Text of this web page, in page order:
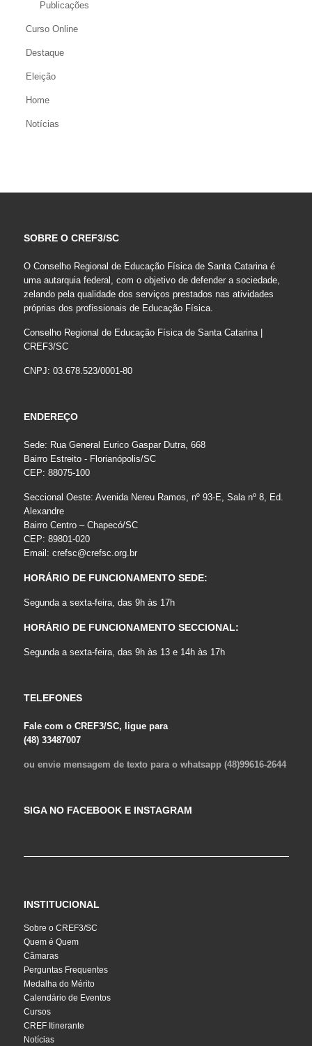
Publicações
Curso Online
Destaque
Eleição
Home
Notícias
SOBRE O CREF3/SC
O Conselho Regional de Educação Física de Santa Catarina é
uma autarquia federal, com o objetivo de defender a sociedade,
zelando pela qualidade dos serviços prestados nas atividades
próprias dos profissionais de Educação Física.
Conselho Regional de Educação Física de Santa Catarina |
CREF3/SC
CNPJ: 03.678.523/0001-80
ENDEREÇO
Sede: Rua General Eurico Gaspar Dutra, 668
Bairro Estreito - Florianópolis/SC
CEP: 88075-100
Seccional Oeste: Avenida Nereu Ramos, nº 93-E, Sala nº 8, Ed.
Alexandre
Bairro Centro – Chapecó/SC
CEP: 89801-020
Email: crefsc@crefsc.org.br
HORÁRIO DE FUNCIONAMENTO SEDE:
Segunda a sexta-feira, das 9h às 17h
HORÁRIO DE FUNCIONAMENTO SECCIONAL:
Segunda a sexta-feira, das 9h às 13 e 14h às 17h
TELEFONES
Fale com o CREF3/SC, ligue para
(48) 33487007
ou envie mensagem de texto para o whatsapp (48)99616-2644
SIGA NO FACEBOOK E INSTAGRAM
INSTITUCIONAL
Sobre o CREF3/SC
Quem é Quem
Câmaras
Perguntas Frequentes
Medalha do Mérito
Calendário de Eventos
Cursos
CREF Itinerante
Notícias